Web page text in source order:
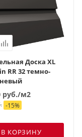
Доска XL
RR 32 темно-
руб./м2
-15%
В КОРЗИНУ